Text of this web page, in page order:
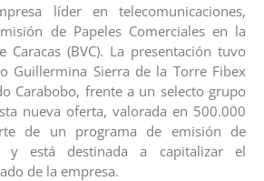
líder en telecomunicaciones,
de Papeles Comerciales en la
Caracas (BVC). La presentación tuvo
Guillermina Sierra de la Torre Fibex
Carabobo, frente a un selecto grupo
nueva oferta, valorada en 500.000
de un programa de emisión de
y está destinada a capitalizar el
de la empresa.